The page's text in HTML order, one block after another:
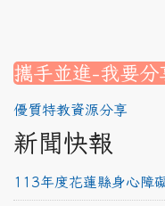
攜手並進-我要分
優質特教資源分享
新聞快報
113年度花蓮縣身心障